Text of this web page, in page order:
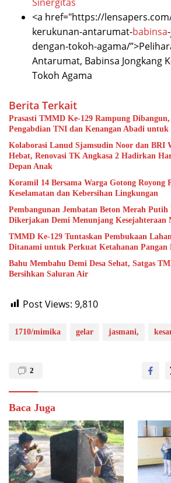
<a href="https://
kerukunan-antarumat-babinsa
dengan-tokoh-agama/
Antarumat, Babinsa Jongkang
Tokoh Agama
Berita Terkait
Prasasti TMMD Ke-129 Rampung
Pengabdian TNI dan Kenangan Abadi untuk
Kolaborasi Lanud Sjamsudin Noor dan BRI
Hebat, Renovasi TK Angkasa 2 Hadirkan
Depan Anak
Koramil 14 Bersama Warga Gotong Royong
Keselamatan dan Kebersihan Lingkungan
Pembangunan Jembatan Beton Merah
Dikerjakan Demi Menunjang Kesejahteraan
TMMD Ke-129 Tuntaskan Pembukaan
Ditanami untuk Perkuat Ketahanan Pangan
Bahu Membahu Demi Desa Sehat, Satgas
Bersihkan Saluran Air
Post Views: 9,810
1710/mimika gelar jasmani,
2
Baca Juga